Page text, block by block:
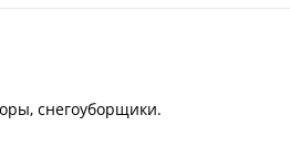
снегоуборщики.